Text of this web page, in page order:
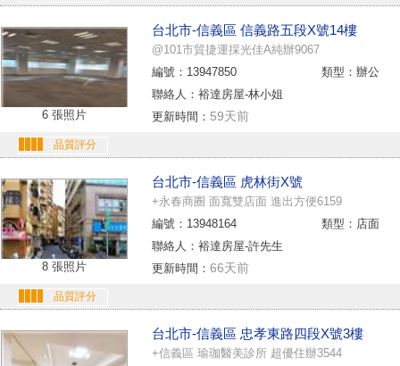
6 張照片
台北市-信義區 信義路五段X號14樓
@101市貿捷運採光佳A純辦9067
編號：13947850
類型：辦公
聯絡人：裕達房屋-林小姐
更新時間： 59天前
品質評分
8 張照片
台北市-信義區 虎林街X號
+永春商圈 面寬雙店面 進出方便6159
編號：13948164
類型：店面
聯絡人：裕達房屋-許先生
更新時間： 66天前
品質評分
台北市-信義區 忠孝東路四段X號3樓
+信義區 瑜珈醫美診所 超優住辦3544